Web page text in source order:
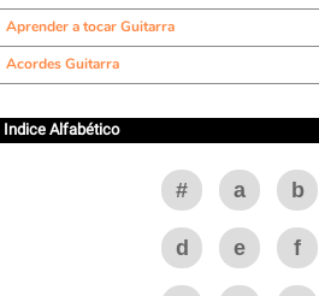
Aprender a tocar Guitarra
Acordes Guitarra
Indice Alfabético
# a b
d e f